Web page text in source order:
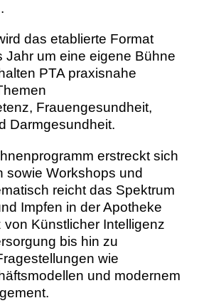
das etablierte Format
Jahr um eine eigene Bühne
PTA praxisnahe
Frauengesundheit,
Darmgesundheit.
erstreckt sich
sowie Workshops und
reicht das Spektrum
Impfen in der Apotheke
von Künstlicher Intelligenz
bis hin zu
wie
und modernem